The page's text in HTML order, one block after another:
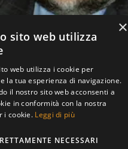
Sommo
Comitato
×
sito web utilizza
web utilizza i cookie per
la tua esperienza di navigazione.
il nostro sito web acconsenti a
in conformità con la nostra
i cookie. Leggi di più
NECESSARI